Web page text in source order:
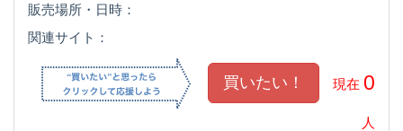
販売場所・日時：
関連サイト：
現在 0
人